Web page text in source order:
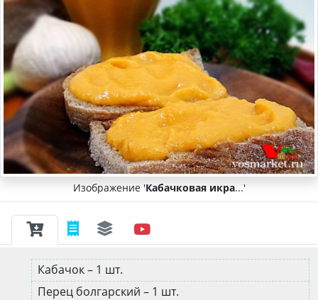
Изображение 'Кабачковая икра...'
Кабачок – 1 шт.
Перец болгарский – 1 шт.